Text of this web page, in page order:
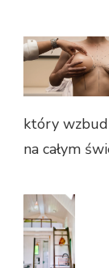
który
na całym